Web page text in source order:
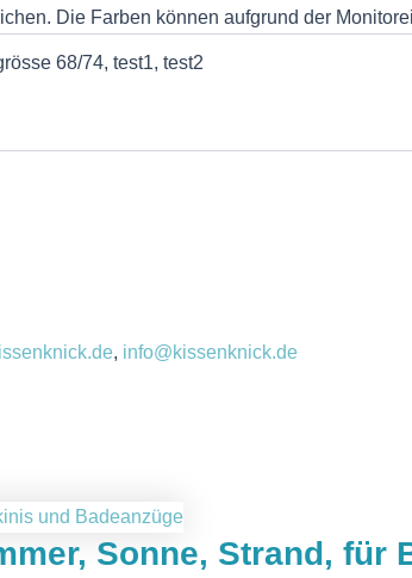
Die Farben können aufgrund der
68/74, test1, test2
, info@kissenknick.de
Sonne, Strand, für